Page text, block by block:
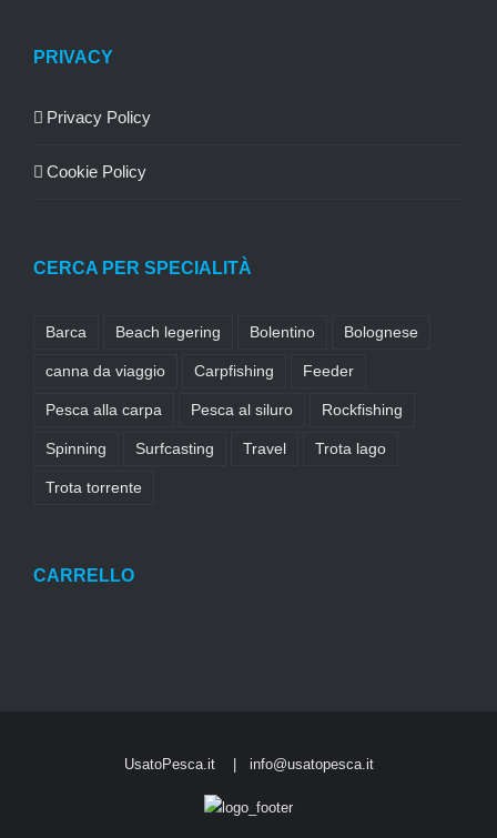
PRIVACY
Privacy Policy
Cookie Policy
CERCA PER SPECIALITÀ
Barca Beach legering Bolentino Bolognese
canna da viaggio Carpfishing Feeder
Pesca alla carpa Pesca al siluro Rockfishing
Spinning Surfcasting Travel Trota lago
Trota torrente
CARRELLO
UsatoPesca.it | info@usatopesca.it